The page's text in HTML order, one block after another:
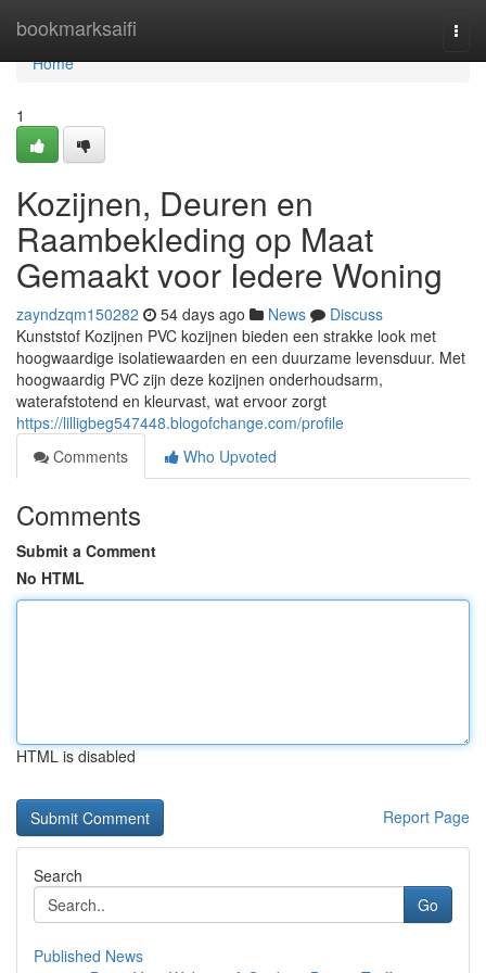
bookmarksaifi
Home
Home
1
Kozijnen, Deuren en
Raambekleding op Maat
Gemaakt voor Iedere Woning
zayndzqm150282 54 days ago News
Discuss
Kunststof Kozijnen PVC kozijnen bieden een strakke look met
hoogwaardige isolatiewaarden en een duurzame levensduur. Met
hoogwaardig PVC zijn deze kozijnen onderhoudsarm,
waterafstotend en kleurvast, wat ervoor zorgt
https://lilligbeg547448.blogofchange.com/profile
Comments
Who Upvoted
Comments
Submit a Comment
No HTML
HTML is disabled
Report Page
Search
Go
Published News